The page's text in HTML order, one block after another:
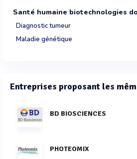
Santé humaine biotechnologies
Diagnostic tumeur
Maladie génétique
Entreprises proposant les
BD BIOSCIENCES
PHOTEOMIX